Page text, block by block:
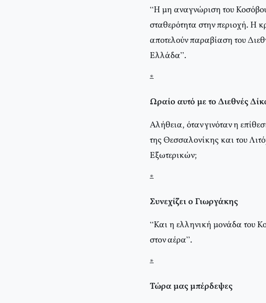
“Η μη αναγνώριση του
σταθερότητα στην περιοχή. Η
αποτελούν παραβίαση του
Ελλάδα”.
*
Ωραίο αυτό με το Διεθνές
Αλήθεια, όταν γινόταν η
της Θεσσαλονίκης και του
Εξωτερικών;
*
Συνεχίζει ο Γιωργάκης
“Και η ελληνική μονάδα του
στον αέρα”.
*
Τώρα μας μπέρδεψες